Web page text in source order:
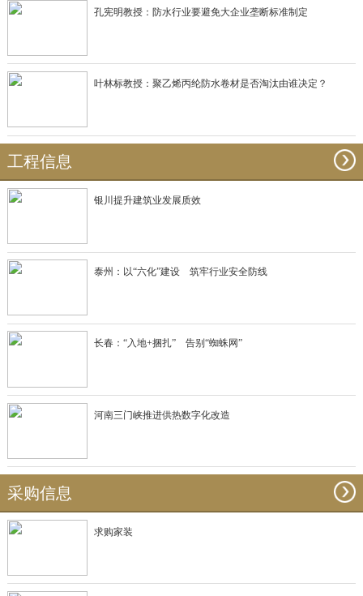
孔宪明教授：防水行业要避免大企业垄断标准制定
叶林标教授：聚乙烯丙纶防水卷材是否淘汰由谁决定？
工程信息
银川提升建筑业发展质效
泰州：以“六化”建设 筑牢行业安全防线
长春：“入地+捆扎” 告别“蜘蛛网”
河南三门峡推进供热数字化改造
采购信息
求购家装